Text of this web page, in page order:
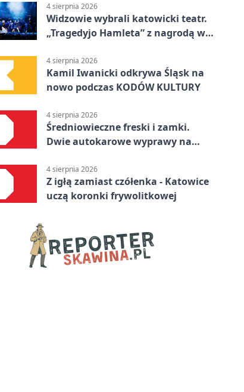
4 sierpnia 2026
Widzowie wybrali katowicki teatr.
„Tragedyjo Hamleta” z nagrodą w
4 sierpnia 2026
Kamil Iwanicki odkrywa Śląsk na
nowo podczas KODÓW KULTURY
4 sierpnia 2026
Średniowieczne freski i zamki.
Dwie autokarowe wyprawy na
4 sierpnia 2026
Z igłą zamiast czółenka - Katowice
uczą koronki frywolitkowej